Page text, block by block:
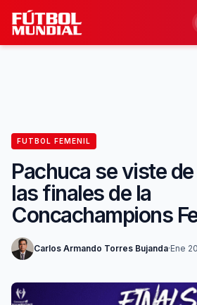
Skip to content
FUTBOL FEMENIL
Pachuca se viste
las finales de la
Concachampions
Carlos Armando Torres Bujanda·Ene